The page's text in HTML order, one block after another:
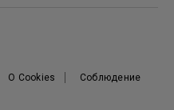
О Cookies
Соблюдение